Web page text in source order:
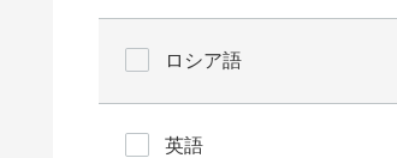
ロシア語
英語